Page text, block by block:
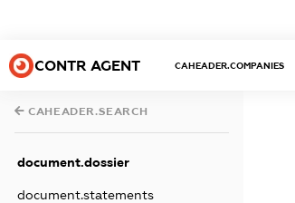
CONTR AGENT CAHEADER.COMPANIES
CAHEADER.SEARCH
document.dossier
document.statements